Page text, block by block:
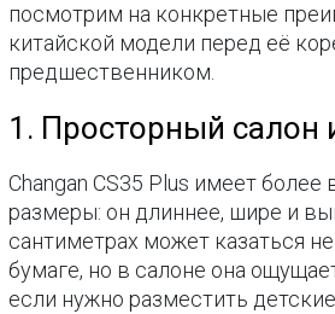
посмотрим на конкретные
китайской модели перед её
предшественником.
1. Просторный салон
Changan CS35 Plus имеет
размеры: он длиннее, шире и
сантиметрах может казаться
бумаге, но в салоне она
если нужно разместить